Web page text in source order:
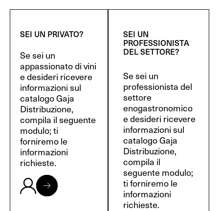
SEI UN PRIVATO?
Se sei un
appassionato di vini
e desideri ricevere
informazioni sul
catalogo Gaja
Distribuzione,
compila il seguente
modulo; ti
forniremo le
informazioni
richieste.
SEI UN
PROFESSIONISTA
DEL SETTORE?
Se sei un
professionista del
settore
enogastronomico
e desideri ricevere
informazioni sul
catalogo Gaja
Distribuzione,
compila il
seguente modulo;
ti forniremo le
informazioni
richieste.